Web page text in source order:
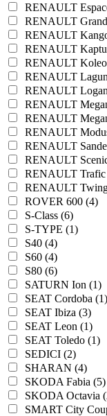
RENAULT
RENAULT
RENAULT
RENAULT
RENAULT
RENAULT
RENAULT
RENAULT
RENAULT
RENAULT
RENAULT
RENAULT
RENAULT Trafic
RENAULT
ROVER 600 (4)
S-Class (6)
S-TYPE (1)
S40 (4)
S60 (4)
S80 (6)
SATURN Ion (1)
SEAT Cordoba (1)
SEAT Ibiza (3)
SEAT Leon (1)
SEAT Toledo (1)
SEDICI (2)
SHARAN (4)
SKODA Fabia (5)
SKODA Octavia
SMART City